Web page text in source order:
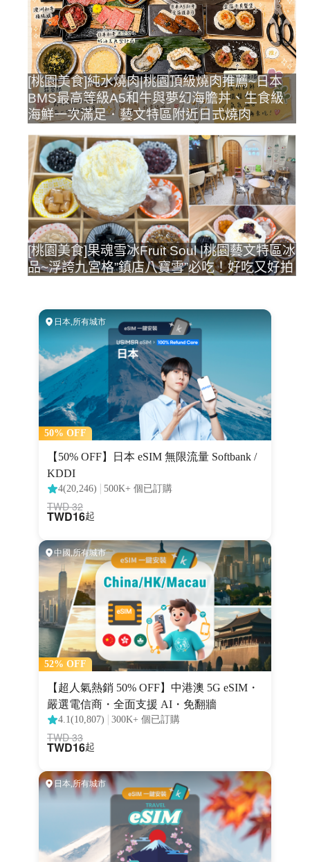
[桃園美食]純水燒肉|桃園頂級燒肉推薦~日本
BMS最高等級A5和牛與夢幻海膽丼、生食級
海鮮一次滿足．藝文特區附近日式燒肉
[桃園美食]果魂雪冰Fruit Soul |桃園藝文特區冰
品~浮誇九宮格”鎮店八寶雪”必吃！好吃又好拍